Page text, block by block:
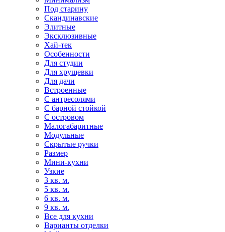
Под старину
Скандинавские
Элитные
Эксклюзивные
Хай-тек
Особенности
Для студии
Для хрущевки
Для дачи
Встроенные
С антресолями
С барной стойкой
С островом
Малогабаритные
Модульные
Скрытые ручки
Размер
Мини-кухни
Узкие
3 кв. м.
5 кв. м.
6 кв. м.
9 кв. м.
Все для кухни
Варианты отделки